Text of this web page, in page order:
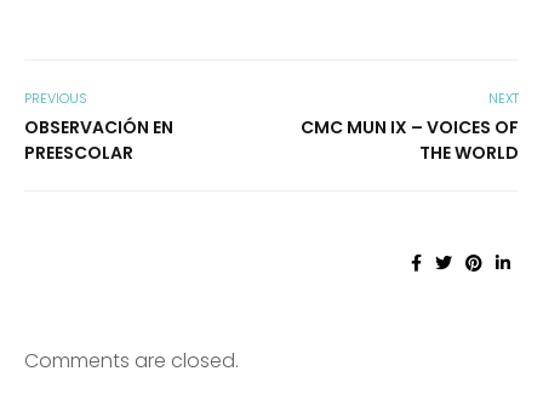
PREVIOUS
OBSERVACIÓN EN
PREESCOLAR
NEXT
CMC MUN IX – VOICES OF
THE WORLD
Comments are closed.